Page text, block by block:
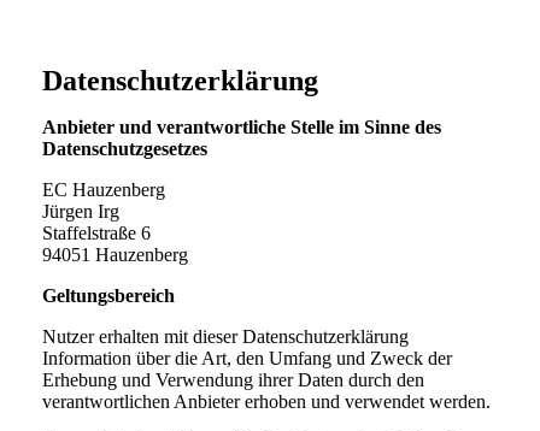
Datenschutzerklärung
Anbieter und verantwortliche Stelle im Sinne des
Datenschutzgesetzes
EC Hauzenberg
Jürgen Irg
Staffelstraße 6
94051 Hauzenberg
Geltungsbereich
Nutzer erhalten mit dieser Datenschutzerklärung
Information über die Art, den Umfang und Zweck der
Erhebung und Verwendung ihrer Daten durch den
verantwortlichen Anbieter erhoben und verwendet werden.